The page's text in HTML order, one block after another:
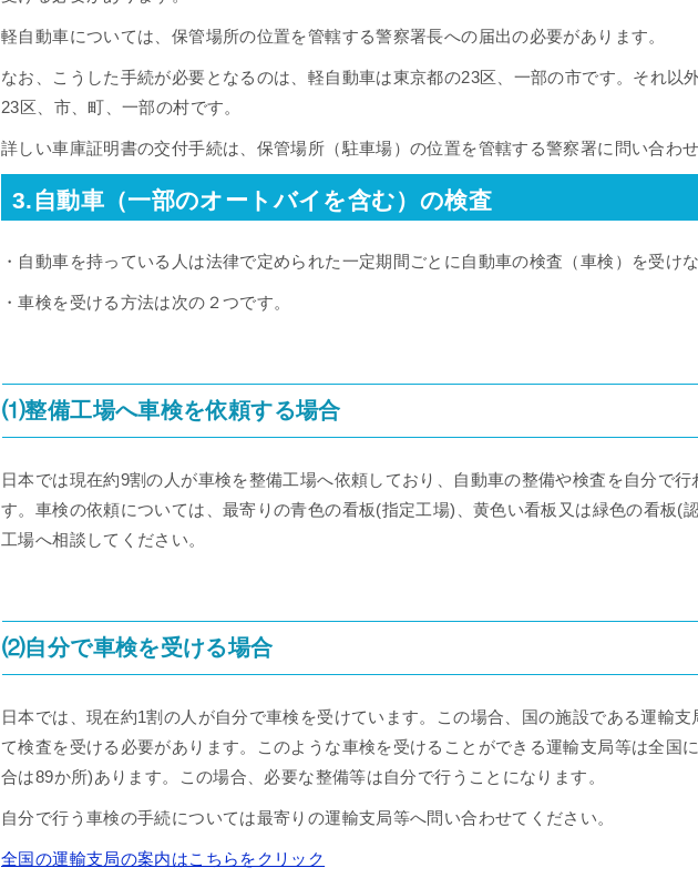
軽自動車については、保管場所の位置を管轄する警察署長への届出の必要があります。
なお、こうした手続が必要となるのは、軽自動車は東京都の23区、一部の市です。それ以
23区、市、町、一部の村です。
詳しい車庫証明書の交付手続は、保管場所（駐車場）の位置を管轄する警察署に問い合わせ
3.自動車（一部のオートバイを含む）の検査
・自動車を持っている人は法律で定められた一定期間ごとに自動車の検査（車検）を受け
・車検を受ける方法は次の２つです。
⑴整備工場へ車検を依頼する場合
日本では現在約9割の人が車検を整備工場へ依頼しており、自動車の整備や検査を自分で
す。車検の依頼については、最寄りの青色の看板(指定工場)、黄色い看板又は緑色の看板(
工場へ相談してください。
⑵自分で車検を受ける場合
日本では、現在約1割の人が自分で車検を受けています。この場合、国の施設である運輸支
て検査を受ける必要があります。このような車検を受けることができる運輸支局等は全国
合は89か所)あります。この場合、必要な整備等は自分で行うことになります。
自分で行う車検の手続については最寄りの運輸支局等へ問い合わせてください。
全国の運輸支局の案内はこちらをクリック